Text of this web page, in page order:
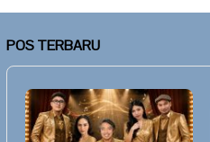
POS TERBARU